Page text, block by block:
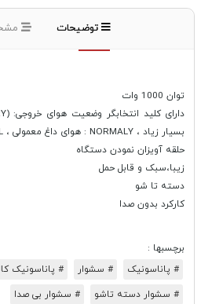
توضیحات
توان 1000 وات
بسیار زیاد ، NORMALY : هوای داغ معمولی ، COOL سرد)
حلقه آویزان نمودن دستگاه
زیبا،سبک و قابل حمل
دسته تا شو
کارکرد بدون صدا
برچسبها :
# پاناسونیک
# سشوار # پاناسونیک
# سشوار دسته تاشو
# سشوار بی صدا